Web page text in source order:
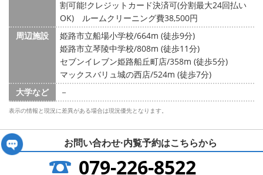
割可能!クレジットカード決済可(分割最大24回払い
OK) ルームクリーニング費38,500円
周辺施設
姫路市立船場小学校/664m (徒歩9分)
姫路市立琴陵中学校/808m (徒歩11分)
セブンイレブン姫路船丘町店/358m (徒歩5分)
マックスバリュ城の西店/524m (徒歩7分)
大学など
－
表示の情報と現況に差異がある場合は現況優先となります。
お問い合わせ·内覧予約はこちらから
079-226-8522